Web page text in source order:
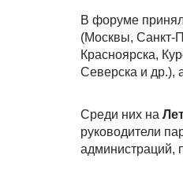
В форуме
(Москвы, Санкт-
Красноярска,
Северска и др.),
Среди них на
руководители
администраций,